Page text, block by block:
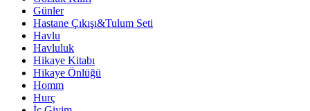
Günler
Hastane Çıkışı&Tulum Seti
Havlu
Havluluk
Hikaye Kitabı
Hikaye Önlüğü
Homm
Hurç